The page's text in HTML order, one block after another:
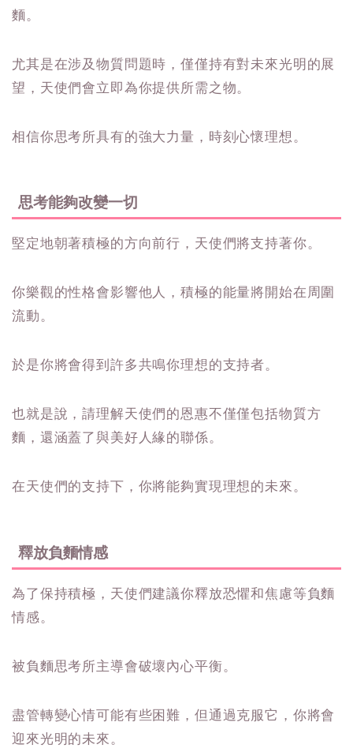
麵。
尤其是在涉及物質問題時，僅僅持有對未來光明的展
望，天使們會立即為你提供所需之物。
相信你思考所具有的強大力量，時刻心懷理想。
思考能夠改變一切
堅定地朝著積極的方向前行，天使們將支持著你。
你樂觀的性格會影響他人，積極的能量將開始在周圍
流動。
於是你將會得到許多共鳴你理想的支持者。
也就是說，請理解天使們的恩惠不僅僅包括物質方
麵，還涵蓋了與美好人緣的聯係。
在天使們的支持下，你將能夠實現理想的未來。
釋放負麵情感
為了保持積極，天使們建議你釋放恐懼和焦慮等負麵
情感。
被負麵思考所主導會破壞內心平衡。
盡管轉變心情可能有些困難，但通過克服它，你將會
迎來光明的未來。